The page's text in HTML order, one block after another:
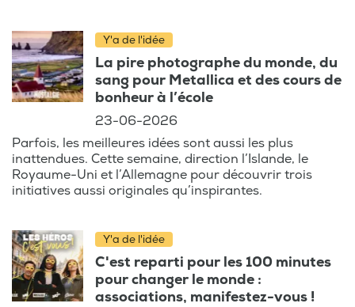
Y'a de l'idée
La pire photographe du monde, du
sang pour Metallica et des cours de
bonheur à l’école
23-06-2026
Parfois, les meilleures idées sont aussi les plus
inattendues. Cette semaine, direction l’Islande, le
Royaume-Uni et l’Allemagne pour découvrir trois
initiatives aussi originales qu’inspirantes.
Y'a de l'idée
C'est reparti pour les 100 minutes
pour changer le monde :
associations, manifestez-vous !